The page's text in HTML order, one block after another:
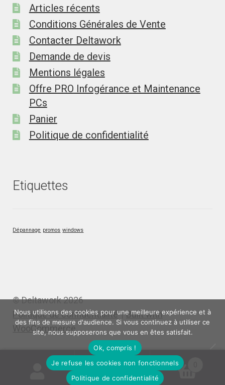
Articles récents
Conditions Générales de Vente
Contacter Deltawork
Demande de devis
Mentions légales
Offre PRO Infogérance et Maintenance
PCs
Panier
Politique de confidentialité
Etiquettes
Dépannage promos windows
© Deltawork 2026
Politique de confidentialité
Built with
WooCommerce
Nous utilisons des cookies pour une meilleure expérience et à
des fins de mesure d'audience. Si vous continuez à utiliser ce
site, nous supposerons que vous en êtes satisfait.
Ok, compris !
Je refuse les cookies non fonctionnels
Politique de confidentialité